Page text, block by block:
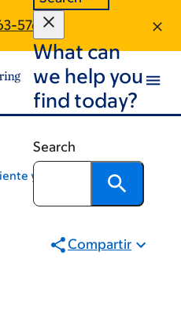
5760
What can
we help you
find today?
Search
y la comunidad
Compartir